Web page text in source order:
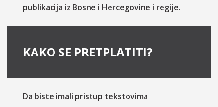
publikacija iz Bosne i Hercegovine i regije.
KAKO SE PRETPLATITI?
Da biste imali pristup tekstovima